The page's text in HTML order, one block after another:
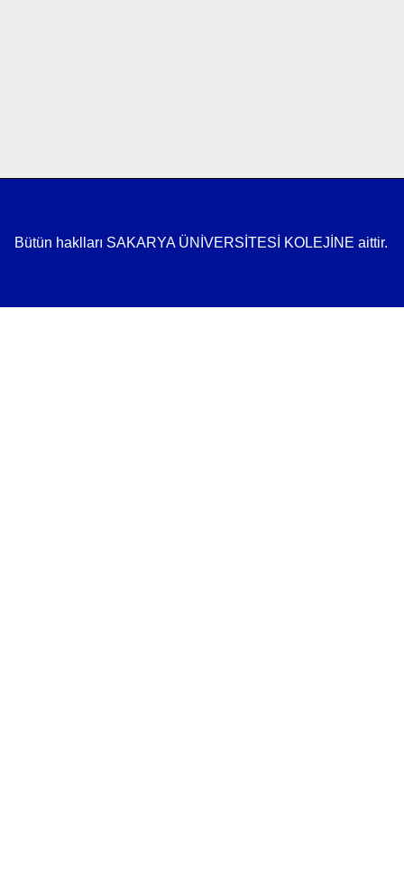
Bütün haklları SAKARYA ÜNİVERSİTESİ KOLEJİNE aittir.